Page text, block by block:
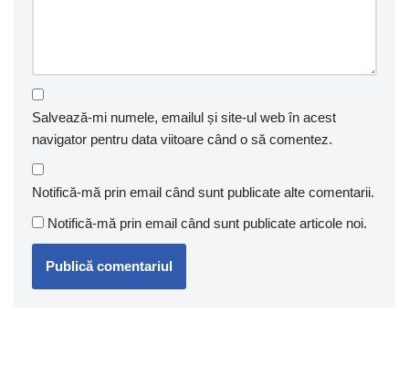
Salvează-mi numele, emailul și site-ul web în acest
navigator pentru data viitoare când o să comentez.
Notifică-mă prin email când sunt publicate alte comentarii.
Notifică-mă prin email când sunt publicate articole noi.